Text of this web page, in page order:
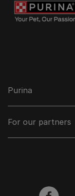
Purina
For our partners